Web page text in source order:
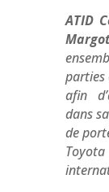
ATID
parties
afin
dans
de